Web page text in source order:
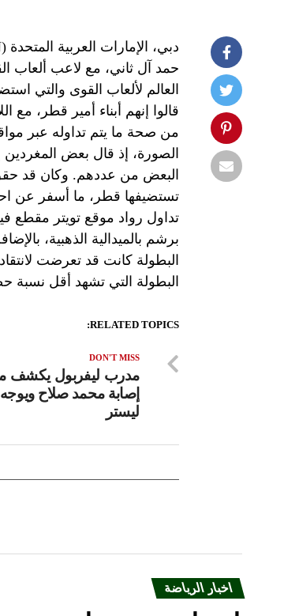
حمد آل ثاني، مع لاعب ألعاب
العالم لألعاب القوى والتي
من صحة ما يتم تداوله عبر
الصورة، إذ قال بعض
البعض من عددهم. وكان قد حقق
تستضيفها قطر، ما أسفر عن
تداول رواد موقع تويتر مقطع
برشم بالميدالية الذهبية،
البطولة كانت قد تعرضت
البطولة التي تشهد أقل نسبة
RELATED TOPICS:
DON'T MISS
مدرب ليفربول يكشف
إصابة محمد صلاح
ليستر
اخبار الرياضة